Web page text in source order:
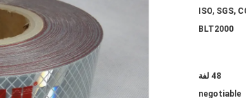
ISO, SGS,
BLT2000
48 لفة
negotiable